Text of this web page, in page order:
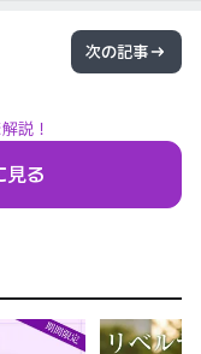
次の記事
説！
る